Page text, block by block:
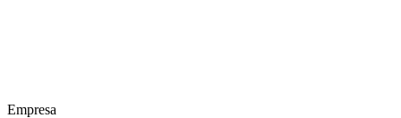
Empresa